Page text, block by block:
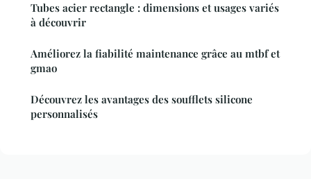
Tubes acier rectangle : dimensions et usages variés
à découvrir
Améliorez la fiabilité maintenance grâce au mtbf et
gmao
Découvrez les avantages des soufflets silicone
personnalisés